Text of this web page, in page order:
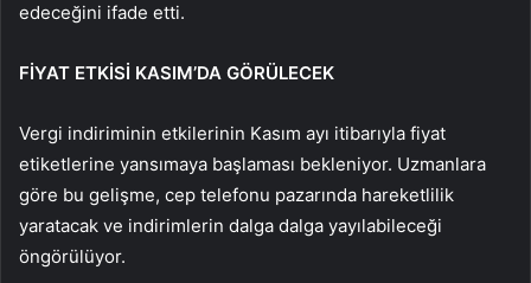
edeceğini ifade etti.
FİYAT ETKİSİ KASIM’DA GÖRÜLECEK
Vergi indiriminin etkilerinin Kasım ayı itibarıyla fiyat
etiketlerine yansımaya başlaması bekleniyor. Uzmanlara
göre bu gelişme, cep telefonu pazarında hareketlilik
yaratacak ve indirimlerin dalga dalga yayılabileceği
öngörülüyor.